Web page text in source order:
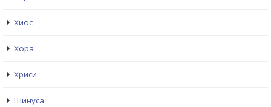
Хиос
Хора
Хриси
Шинуса